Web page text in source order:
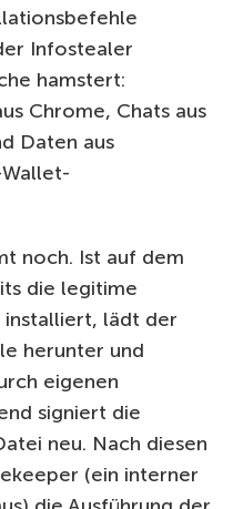
Infostealer
hamstert:
Chrome, Chats aus
Daten aus
noch. Ist auf dem
die legitime
lädt der
herunter und
eigenen
signiert die
neu. Nach diesen
(ein interner